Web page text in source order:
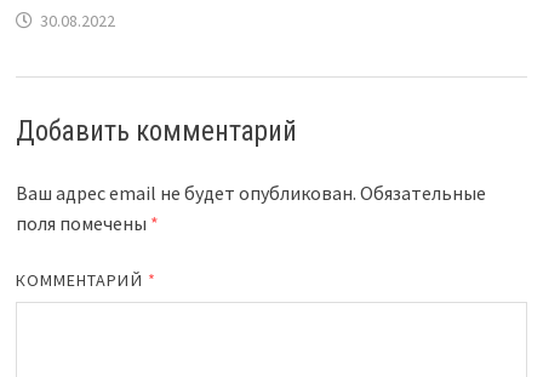
30.08.2022
Добавить комментарий
Ваш адрес email не будет опубликован. Обязательные
поля помечены *
КОММЕНТАРИЙ *